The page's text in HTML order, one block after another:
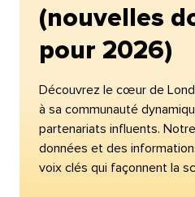
(nouvelles
pour 2026)​​
Découvrez le cœur de
à sa communauté
partenariats influents.
données et des
voix clés qui façonnent la